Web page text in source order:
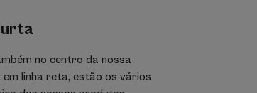
no centro da nossa
linha reta, estão os vários